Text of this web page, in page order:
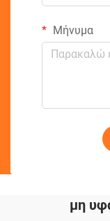
Μήνυμα
μη